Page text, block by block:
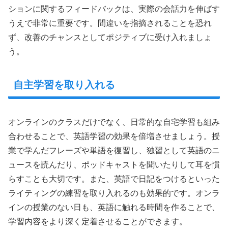
ションに関するフィードバックは、実際の会話力を伸ばす
うえで非常に重要です。間違いを指摘されることを恐れ
ず、改善のチャンスとしてポジティブに受け入れましょ
う。
自主学習を取り入れる
オンラインのクラスだけでなく、日常的な自宅学習も組み
合わせることで、英語学習の効果を倍増させましょう。授
業で学んだフレーズや単語を復習し、独習として英語のニ
ュースを読んだり、ポッドキャストを聞いたりして耳を慣
らすことも大切です。また、英語で日記をつけるといった
ライティングの練習を取り入れるのも効果的です。オンラ
インの授業のない日も、英語に触れる時間を作ることで、
学習内容をより深く定着させることができます。